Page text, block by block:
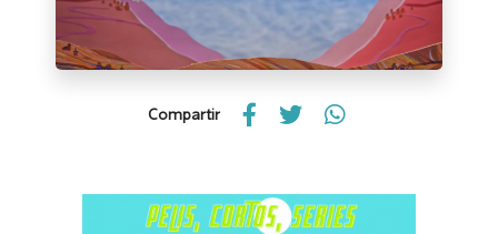
Compartir